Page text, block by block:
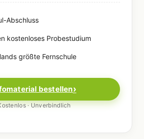
Abschluss
kostenloses Probestudium
größte Fernschule
bestellen
· Unverbindlich